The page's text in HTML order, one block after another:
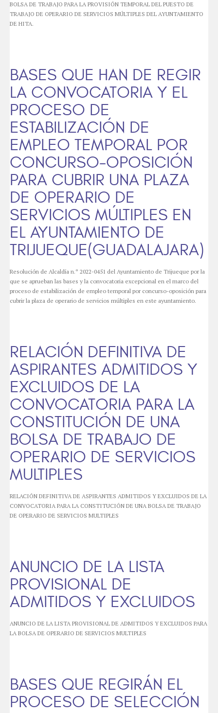
BOLSA DE TRABAJO PARA LA PROVISIÓN TEMPORAL DEL PUESTO DE
TRABAJO DE OPERARIO DE SERVICIOS MÚLTIPLES DEL AYUNTAMIENTO
DE HITA.
BASES QUE HAN DE REGIR
LA CONVOCATORIA Y EL
PROCESO DE
ESTABILIZACIÓN DE
EMPLEO TEMPORAL POR
CONCURSO-OPOSICIÓN
PARA CUBRIR UNA PLAZA
DE OPERARIO DE
SERVICIOS MÚLTIPLES EN
EL AYUNTAMIENTO DE
TRIJUEQUE(GUADALAJARA)
Resolución de Alcaldía n.º 2022-0451 del Ayuntamiento de Trijueque por la
que se aprueban las bases y la convocatoria excepcional en el marco del
proceso de estabilización de empleo temporal por concurso-oposición para
cubrir la plaza de operario de servicios múltiples en este ayuntamiento.
RELACIÓN DEFINITIVA DE
ASPIRANTES ADMITIDOS Y
EXCLUIDOS DE LA
CONVOCATORIA PARA LA
CONSTITUCIÓN DE UNA
BOLSA DE TRABAJO DE
OPERARIO DE SERVICIOS
MULTIPLES
RELACIÓN DEFINITIVA DE ASPIRANTES ADMITIDOS Y EXCLUIDOS DE LA
CONVOCATORIA PARA LA CONSTITUCIÓN DE UNA BOLSA DE TRABAJO
DE OPERARIO DE SERVICIOS MULTIPLES
ANUNCIO DE LA LISTA
PROVISIONAL DE
ADMITIDOS Y EXCLUIDOS
ANUNCIO DE LA LISTA PROVISIONAL DE ADMITIDOS Y EXCLUIDOS PARA
LA BOLSA DE OPERARIO DE SERVICIOS MULTIPLES
BASES QUE REGIRÁN EL
PROCESO DE SELECCIÓN